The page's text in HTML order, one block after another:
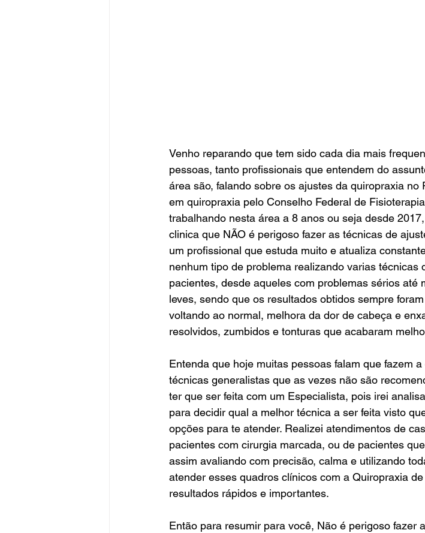
Venho reparando que tem sido cada dia mais
pessoas, tanto profissionais que entendem do
área são, falando sobre os ajustes da quiropraxia
em quiropraxia pelo Conselho Federal de
trabalhando nesta área a 8 anos ou seja desde
clinica que NÃO é perigoso fazer as técnicas de
um profissional que estuda muito e atualiza
nenhum tipo de problema realizando varias técnicas
pacientes, desde aqueles com problemas sérios até
leves, sendo que os resultados obtidos sempre
voltando ao normal, melhora da dor de cabeça e
resolvidos, zumbidos e tonturas que acabaram
Entenda que hoje muitas pessoas falam que fazem
técnicas generalistas que as vezes não são
ter que ser feita com um Especialista, pois irei
para decidir qual a melhor técnica a ser feita visto
opções para te atender. Realizei atendimentos de
pacientes com cirurgia marcada, ou de pacientes
assim avaliando com precisão, calma e utilizando
atender esses quadros clínicos com a Quiropraxia
resultados rápidos e importantes.
Então para resumir para você, Não é perigoso fazer